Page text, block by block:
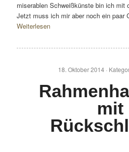
miserablen Schweißkünste bin ich mit
Jetzt muss ich mir aber noch ein paar
Weiterlesen
18. Oktober 2014 ·
mit